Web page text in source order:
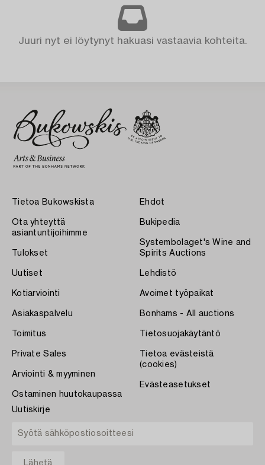
Juuri nyt ei löytynyt hakuasi vastaavia kohteita.
Tietoa Bukowskista
Ota yhteyttä
asiantuntijoihimme
Tulokset
Uutiset
Kotiarviointi
Asiakaspalvelu
Toimitus
Private Sales
Arviointi & myyminen
Ostaminen huutokaupassa
Ehdot
Bukipedia
Systembolaget's Wine and
Spirits Auctions
Lehdistö
Avoimet työpaikat
Bonhams - All auctions
Tietosuojakäytäntö
Tietoa evästeistä
(cookies)
Evästeasetukset
Uutiskirje